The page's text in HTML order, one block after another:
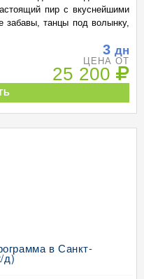
пир с вкуснейшими
забавы, танцы под волынку,
3 дн
ЦЕНА ОТ
25 200
в Санкт-
д)